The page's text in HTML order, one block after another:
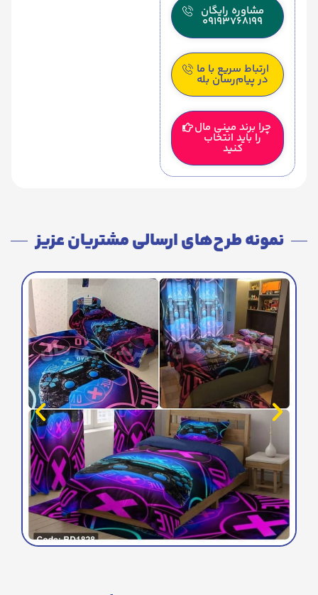
مشاوره رایگان
09193768199
ارتباط سریع با ما
در پیام‌رسان بله
چرا برند مینی مال
را باید انتخاب
کنید
نمونه طرح‌های ارسالی مشتریان عزیز